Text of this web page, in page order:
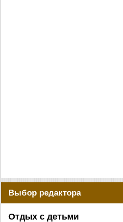
Выбор редактора
Отдых с детьми